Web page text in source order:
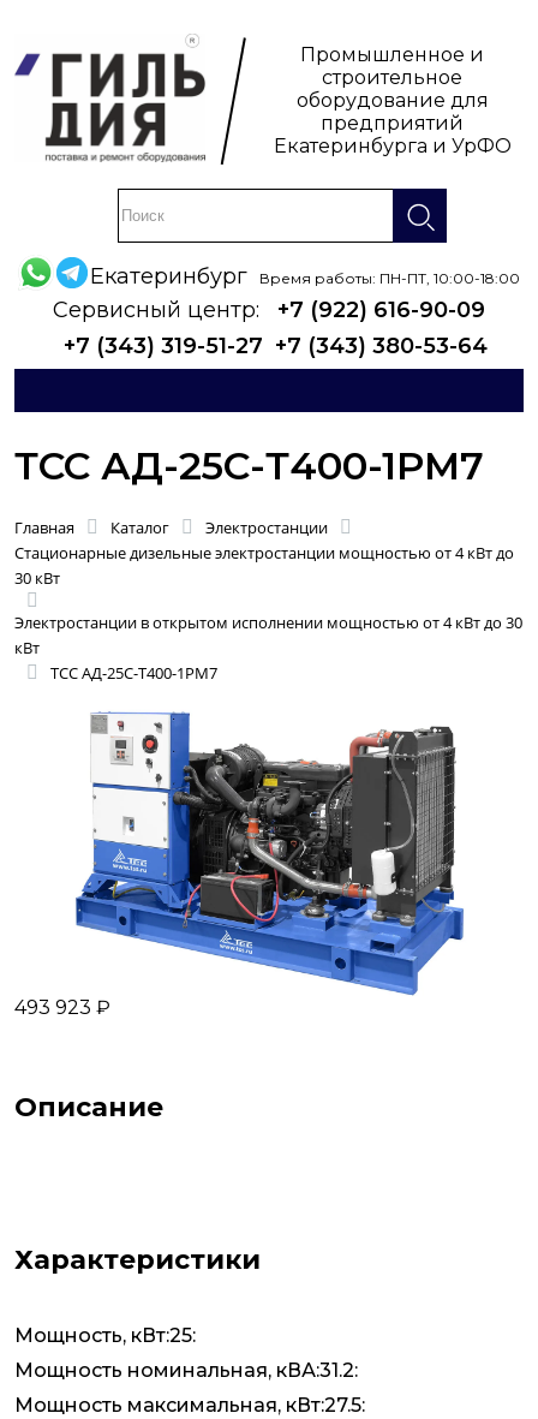
Промышленное и
строительное
оборудование для
предприятий
Екатеринбурга и УрФО
Екатеринбург Время работы: ПН-ПТ, 10:00-18:00
Сервисный центр:
+7 (922) 616-90-09
+7 (343) 319-51-27 +7 (343) 380-53-64
ТСС АД-25С-Т400-1РМ7
Главная Каталог
Электростанции
Стационарные дизельные электростанции мощностью от 4 кВт до
30 кВт
Электростанции в открытом исполнении мощностью от 4 кВт до 30
кВт
ТСС АД-25С-Т400-1РМ7
493 923 ₽
Описание
Характеристики
Мощность, кВт:25:
Мощность номинальная, кВА:31.2:
Мощность максимальная, кВт:27.5: